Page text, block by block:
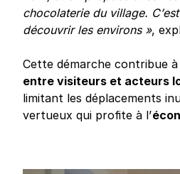
chocolaterie du village.
découvrir les environs »,
Cette démarche contribue
entre visiteurs et acteurs
limitant les déplacements
vertueux qui profite à l’